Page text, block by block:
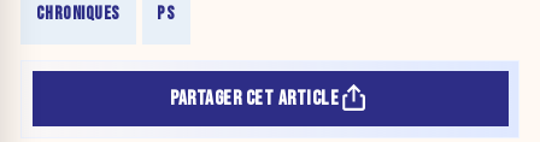
CHRONIQUES PS
PARTAGER CET ARTICLE